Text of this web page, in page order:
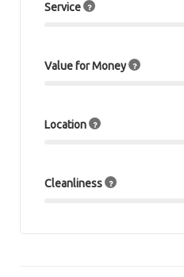
Service
Value for Money
Location
Cleanliness